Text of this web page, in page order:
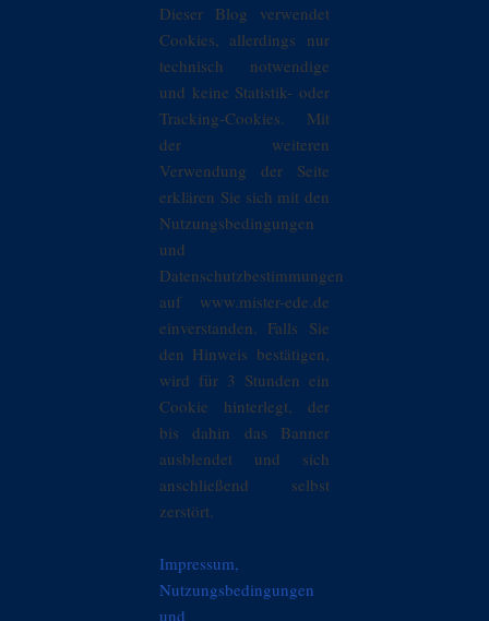
Dieser Blog verwendet
Cookies, allerdings nur
technisch notwendige
und keine Statistik- oder
Tracking-Cookies. Mit
der weiteren
Verwendung der Seite
erklären Sie sich mit den
Nutzungsbedingungen
und
Datenschutzbestimmungen
auf www.mister-ede.de
einverstanden. Falls Sie
den Hinweis bestätigen,
wird für 3 Stunden ein
Cookie hinterlegt, der
bis dahin das Banner
ausblendet und sich
anschließend selbst
zerstört.
Impressum,
Nutzungsbedingungen
und